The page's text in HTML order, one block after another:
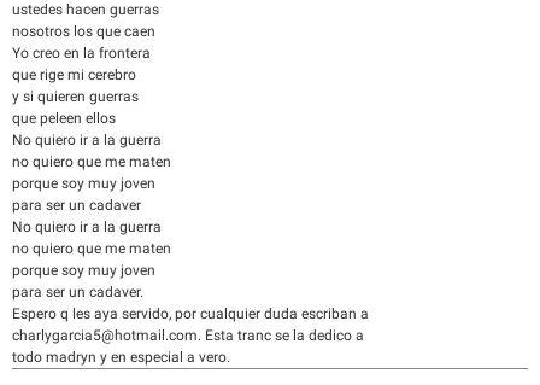
ustedes hacen guerras
nosotros los que caen
Yo creo en la frontera
que rige mi cerebro
y si quieren guerras
que peleen ellos
No quiero ir a la guerra
no quiero que me maten
porque soy muy joven
para ser un cadaver
No quiero ir a la guerra
no quiero que me maten
porque soy muy joven
para ser un cadaver.
Espero q les aya servido, por cualquier duda escriban a
charlygarcia5@hotmail.com. Esta tranc se la dedico a
todo madryn y en especial a vero.